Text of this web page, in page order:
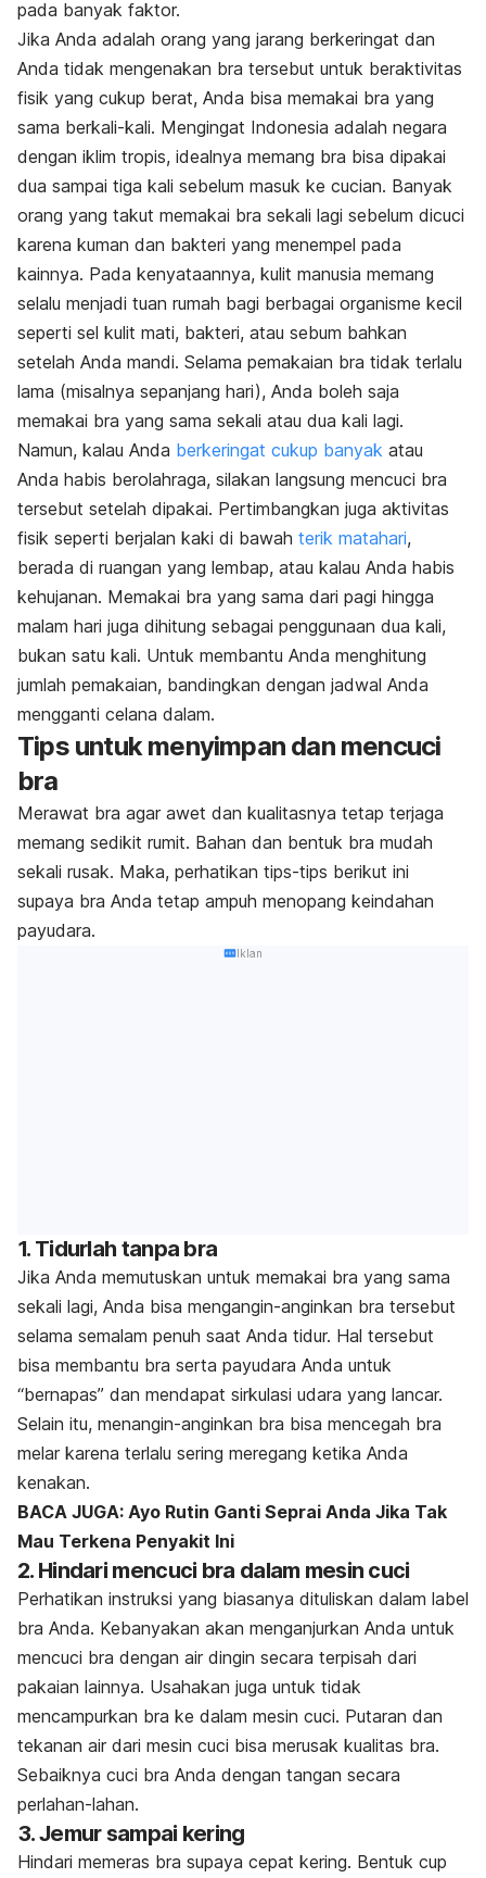
pada banyak faktor.
Jika Anda adalah orang yang jarang berkeringat dan
Anda tidak mengenakan bra tersebut untuk beraktivitas
fisik yang cukup berat, Anda bisa memakai bra yang
sama berkali-kali. Mengingat Indonesia adalah negara
dengan iklim tropis, idealnya memang bra bisa dipakai
dua sampai tiga kali sebelum masuk ke cucian. Banyak
orang yang takut memakai bra sekali lagi sebelum dicuci
karena kuman dan bakteri yang menempel pada
kainnya. Pada kenyataannya, kulit manusia memang
selalu menjadi tuan rumah bagi berbagai organisme kecil
seperti sel kulit mati, bakteri, atau sebum bahkan
setelah Anda mandi. Selama pemakaian bra tidak terlalu
lama (misalnya sepanjang hari), Anda boleh saja
memakai bra yang sama sekali atau dua kali lagi.
Namun, kalau Anda berkeringat cukup banyak atau
Anda habis berolahraga, silakan langsung mencuci bra
tersebut setelah dipakai. Pertimbangkan juga aktivitas
fisik seperti berjalan kaki di bawah terik matahari,
berada di ruangan yang lembap, atau kalau Anda habis
kehujanan. Memakai bra yang sama dari pagi hingga
malam hari juga dihitung sebagai penggunaan dua kali,
bukan satu kali. Untuk membantu Anda menghitung
jumlah pemakaian, bandingkan dengan jadwal Anda
mengganti celana dalam.
Tips untuk menyimpan dan mencuci
bra
Merawat bra agar awet dan kualitasnya tetap terjaga
memang sedikit rumit. Bahan dan bentuk bra mudah
sekali rusak. Maka, perhatikan tips-tips berikut ini
supaya bra Anda tetap ampuh menopang keindahan
payudara.
Iklan
1. Tidurlah tanpa bra
Jika Anda memutuskan untuk memakai bra yang sama
sekali lagi, Anda bisa mengangin-anginkan bra tersebut
selama semalam penuh saat Anda tidur. Hal tersebut
bisa membantu bra serta payudara Anda untuk
“bernapas” dan mendapat sirkulasi udara yang lancar.
Selain itu, menangin-anginkan bra bisa mencegah bra
melar karena terlalu sering meregang ketika Anda
kenakan.
BACA JUGA: Ayo Rutin Ganti Seprai Anda Jika Tak
Mau Terkena Penyakit Ini
2. Hindari mencuci bra dalam mesin cuci
Perhatikan instruksi yang biasanya dituliskan dalam label
bra Anda. Kebanyakan akan menganjurkan Anda untuk
mencuci bra dengan air dingin secara terpisah dari
pakaian lainnya. Usahakan juga untuk tidak
mencampurkan bra ke dalam mesin cuci. Putaran dan
tekanan air dari mesin cuci bisa merusak kualitas bra.
Sebaiknya cuci bra Anda dengan tangan secara
perlahan-lahan.
3. Jemur sampai kering
Hindari memeras bra supaya cepat kering. Bentuk cup